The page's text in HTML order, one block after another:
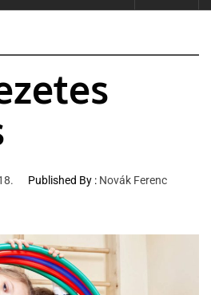
Published By : Novák Ferenc